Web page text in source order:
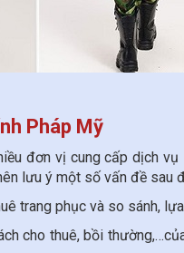
Pháp Mỹ
đơn vị cung cấp dịch vụ
lưu ý một số vấn đề
trang phục và so sánh,
cho thuê, bồi